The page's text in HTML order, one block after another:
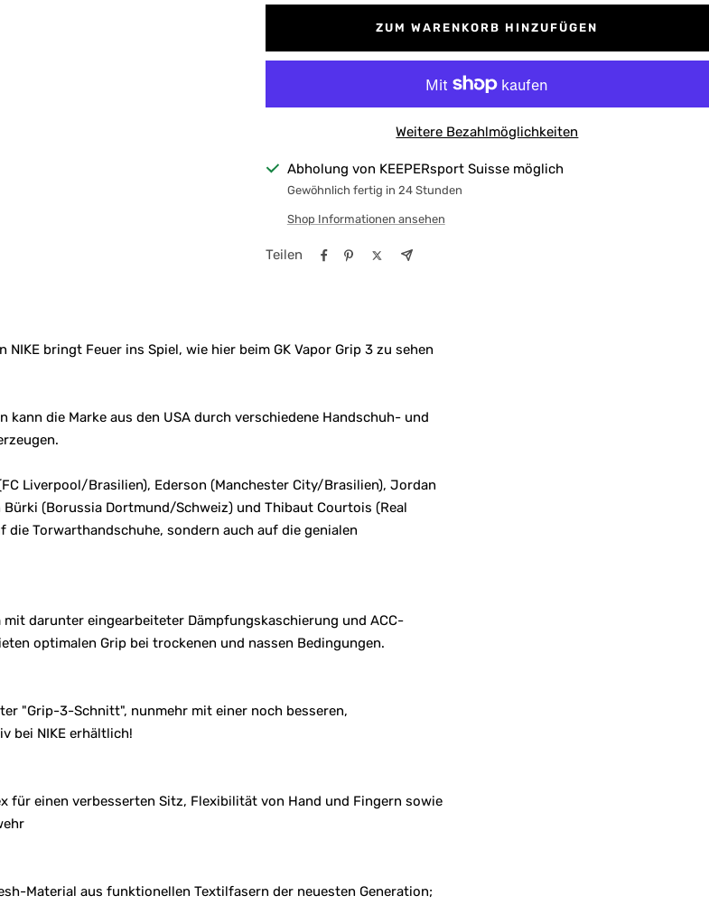
ZUM WARENKORB HINZUFÜGEN
Weitere Bezahlmöglichkeiten
Abholung von KEEPERsport Suisse möglich
Gewöhnlich fertig in 24 Stunden
Shop Informationen ansehen
Teilen
bringt Feuer ins Spiel, wie hier beim GK Vapor Grip 3 zu sehen
kann die Marke aus den USA durch verschiedene Handschuh- und
Liverpool/Brasilien), Ederson (Manchester City/Brasilien), Jordan
(Borussia Dortmund/Schweiz) und Thibaut Courtois (Real
Torwarthandschuhe, sondern auch auf die genialen
darunter eingearbeiteter Dämpfungskaschierung und ACC-
optimalen Grip bei trockenen und nassen Bedingungen.
"Grip-3-Schnitt", nunmehr mit einer noch besseren,
bei NIKE erhältlich!
für einen verbesserten Sitz, Flexibilität von Hand und Fingern sowie
Material aus funktionellen Textilfasern der neuesten Generation;